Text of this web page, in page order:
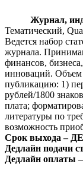
Журнал,
Тематический,
Ведется набор
журнала.
финансов,
инноваций. Объем
публикацию: 1)
рублей/1800
плата;
литературы по
возможность
Срок выхода –
Дедлайн подачи
Дедлайн оплаты